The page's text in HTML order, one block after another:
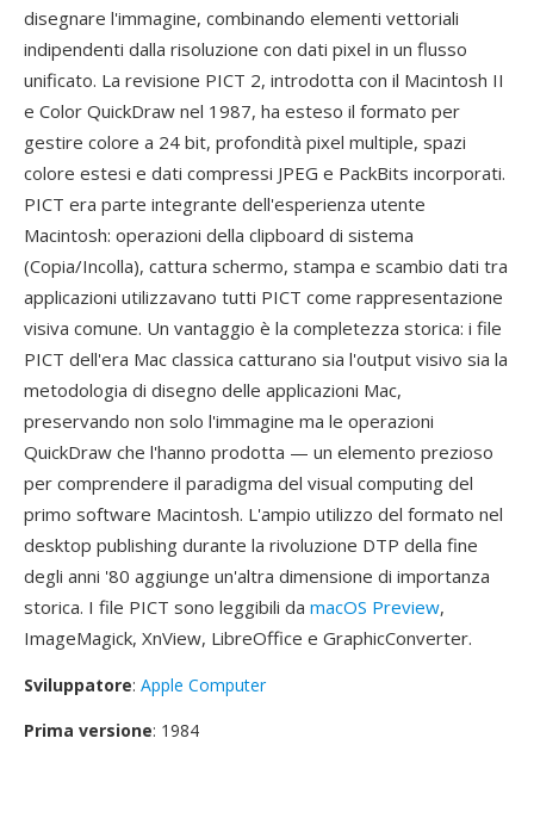
disegnare l'immagine, combinando elementi vettoriali
indipendenti dalla risoluzione con dati pixel in un flusso
unificato. La revisione PICT 2, introdotta con il Macintosh II
e Color QuickDraw nel 1987, ha esteso il formato per
gestire colore a 24 bit, profondità pixel multiple, spazi
colore estesi e dati compressi JPEG e PackBits incorporati.
PICT era parte integrante dell'esperienza utente
Macintosh: operazioni della clipboard di sistema
(Copia/Incolla), cattura schermo, stampa e scambio dati tra
applicazioni utilizzavano tutti PICT come rappresentazione
visiva comune. Un vantaggio è la completezza storica: i file
PICT dell'era Mac classica catturano sia l'output visivo sia la
metodologia di disegno delle applicazioni Mac,
preservando non solo l'immagine ma le operazioni
QuickDraw che l'hanno prodotta — un elemento prezioso
per comprendere il paradigma del visual computing del
primo software Macintosh. L'ampio utilizzo del formato nel
desktop publishing durante la rivoluzione DTP della fine
degli anni '80 aggiunge un'altra dimensione di importanza
storica. I file PICT sono leggibili da macOS Preview,
ImageMagick, XnView, LibreOffice e GraphicConverter.
Sviluppatore: Apple Computer
Prima versione: 1984